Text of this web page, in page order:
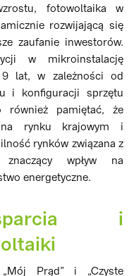
fotowoltaika w
rozwijającą się
zaufanie inwestorów.
w mikroinstalację
lat, w zależności od
i konfiguracji sprzętu
również pamiętać, że
rynku krajowym i
rynków związana z
wpływ na
energetyczne.
i
Prąd” i „Czyste